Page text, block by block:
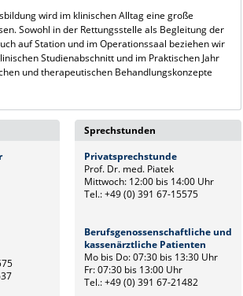
wird im klinischen Alltag eine große
Sowohl in der Rettungsstelle als Begleitung der
auf Station und im Operationssaal beziehen wir
Studienabschnitt und im Praktischen Jahr
und therapeutischen Behandlungskonzepte
Sprechstunden
Privatsprechstunde
Prof. Dr. med. Piatek
Mittwoch: 12:00 bis 14:00 Uhr
Tel.: +49 (0) 391 67-15575
Berufsgenossenschaftliche und
kassenärztliche Patienten
Mo bis Do: 07:30 bis 13:30 Uhr
Fr: 07:30 bis 13:00 Uhr
Tel.: +49 (0) 391 67-21482